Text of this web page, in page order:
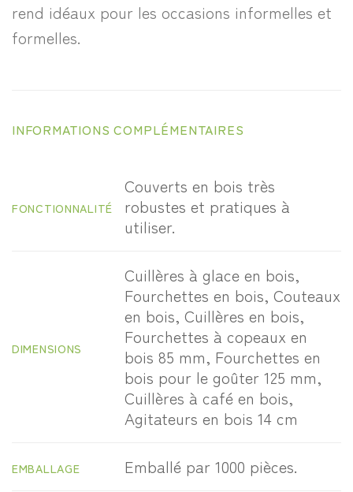
rend idéaux pour les occasions informelles et
formelles.
INFORMATIONS COMPLÉMENTAIRES
FONCTIONNALITÉ
Couverts en bois très
robustes et pratiques à
utiliser.
DIMENSIONS
Cuillères à glace en bois,
Fourchettes en bois, Couteaux
en bois, Cuillères en bois,
Fourchettes à copeaux en
bois 85 mm, Fourchettes en
bois pour le goûter 125 mm,
Cuillères à café en bois,
Agitateurs en bois 14 cm
EMBALLAGE Emballé par 1000 pièces.